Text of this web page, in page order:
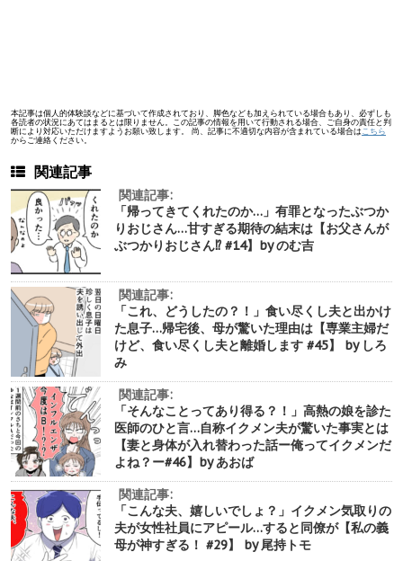
本記事は個人的体験談などに基づいて作成されており、脚色なども加えられている場合もあり、必ずしも
各読者の状況にあてはまるとは限りません。この記事の情報を用いて行動される場合、ご自身の責任と判
断により対応いただけますようお願い致します。 尚、記事に不適切な内容が含まれている場合はこちら
からご連絡ください。
関連記事
関連記事:
「帰ってきてくれたのか…」有罪となったぶつか
りおじさん…甘すぎる期待の結末は【お父さんが
ぶつかりおじさん⁉︎ #14】by のむ吉
関連記事:
「これ、どうしたの？！」食い尽くし夫と出かけ
た息子…帰宅後、母が驚いた理由は【専業主婦だ
けど、食い尽くし夫と離婚します #45】 by しろ
み
関連記事:
「そんなことってあり得る？！」高熱の娘を診た
医師のひと言…自称イクメン夫が驚いた事実とは
【妻と身体が入れ替わった話ー俺ってイクメンだ
よね？ー#46】by あおば
関連記事:
「こんな夫、嬉しいでしょ？」イクメン気取りの
夫が女性社員にアピール…すると同僚が【私の義
母が神すぎる！ #29】 by 尾持トモ